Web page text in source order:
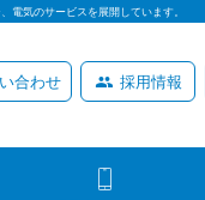
電気のサービスを展開しています。
合わせ 採用情報